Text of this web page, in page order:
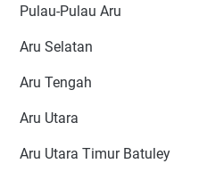
Pulau-Pulau Aru
Aru Selatan
Aru Tengah
Aru Utara
Aru Utara Timur Batuley